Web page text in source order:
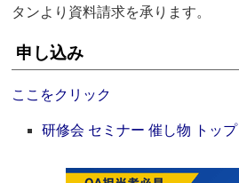
タンより資料請求を承ります。
申し込み
ここをクリック
研修会 セミナー 催し物 トップ